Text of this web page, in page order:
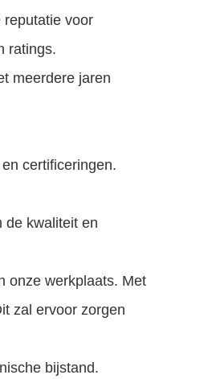
reputatie voor
ratings.
meerdere jaren
certificeringen.
de kwaliteit en
onze werkplaats. Met
zal ervoor zorgen
bijstand.